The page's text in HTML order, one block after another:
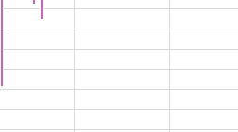
YAxis and YAxis2.